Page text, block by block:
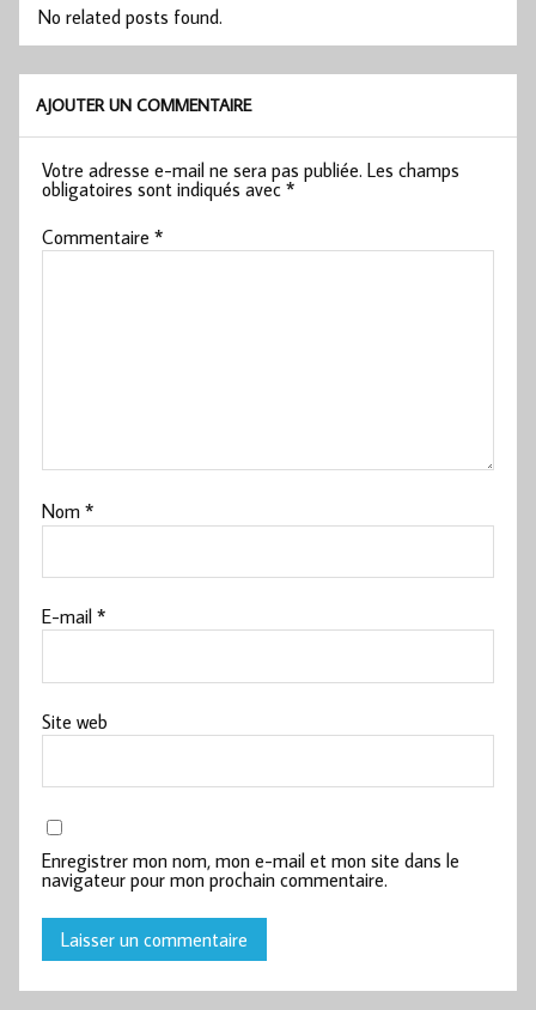
No related posts found.
AJOUTER UN COMMENTAIRE
Votre adresse e-mail ne sera pas publiée. Les champs
obligatoires sont indiqués avec*
Commentaire*
Nom*
E-mail*
Site web
Enregistrer mon nom, mon e-mail et mon site dans le
navigateur pour mon prochain commentaire.